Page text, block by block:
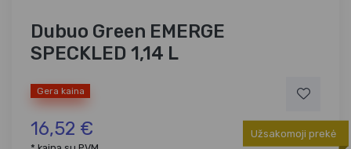
Dubuo Green EMERGE
SPECKLED 1,14 L
Gera kaina
16,52 €
Užsakomoji prekė